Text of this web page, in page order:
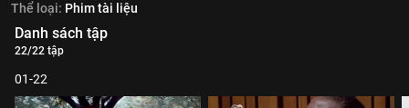
Thể loại: Phim tài liệu
Danh sách tập
22/22 tập
01-22